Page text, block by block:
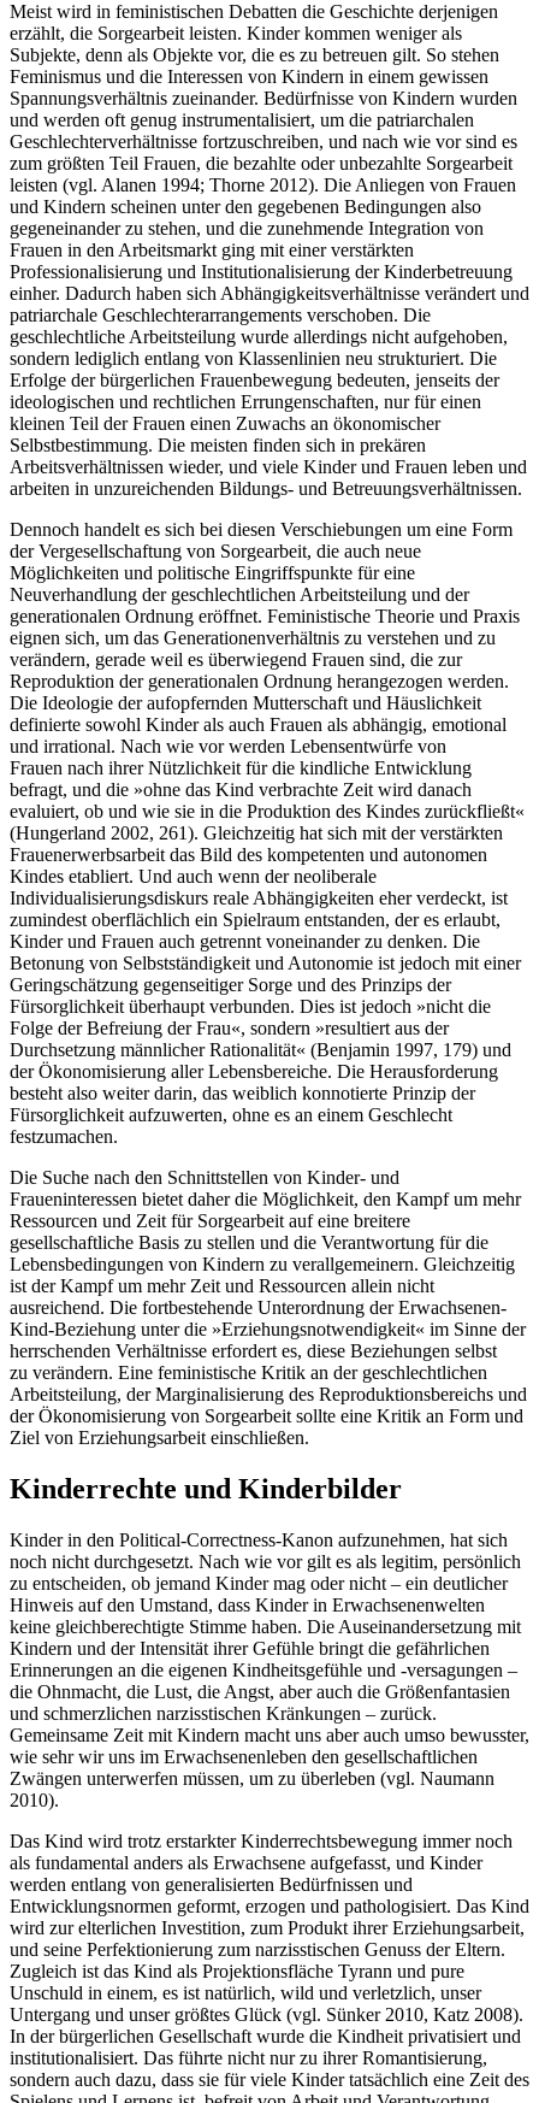
Meist wird in feministischen Debatten die Geschichte derjenigen
erzählt, die Sorgearbeit leisten. Kinder kommen weniger als
Subjekte, denn als Objekte vor, die es zu betreuen gilt. So stehen
Feminismus und die Interessen von Kindern in einem gewissen
Spannungsverhältnis zueinander. Bedürfnisse von Kindern wurden
und werden oft genug instrumentalisiert, um die patriarchalen
Geschlechterverhältnisse fortzuschreiben, und nach wie vor sind es
zum größten Teil Frauen, die bezahlte oder unbezahlte Sorgearbeit
leisten (vgl. Alanen 1994; Thorne 2012). Die Anliegen von Frauen
und Kindern scheinen unter den gegebenen Bedingungen also
gegeneinander zu stehen, und die zunehmende Integration von
Frauen in den Arbeitsmarkt ging mit einer verstärkten
Professionalisierung und Institutionalisierung der Kinderbetreuung
einher. Dadurch haben sich Abhängigkeitsverhältnisse verändert und
patriarchale Geschlechterarrangements verschoben. Die
geschlechtliche Arbeitsteilung wurde allerdings nicht aufgehoben,
sondern lediglich entlang von Klassenlinien neu strukturiert. Die
Erfolge der bürgerlichen Frauenbewegung bedeuten, jenseits der
ideologischen und rechtlichen Errungenschaften, nur für einen
kleinen Teil der Frauen einen Zuwachs an ökonomischer
Selbstbestimmung. Die meisten finden sich in prekären
Arbeitsverhältnissen wieder, und viele Kinder und Frauen leben und
arbeiten in unzureichenden Bildungs- und Betreuungsverhältnissen.
Dennoch handelt es sich bei diesen Verschiebungen um eine Form
der Vergesellschaftung von Sorgearbeit, die auch neue
Möglichkeiten und politische Eingriffspunkte für eine
Neuverhandlung der geschlechtlichen Arbeitsteilung und der
generationalen Ordnung eröffnet. Feministische Theorie und Praxis
eignen sich, um das Generationenverhältnis zu verstehen und zu
verändern, gerade weil es überwiegend Frauen sind, die zur
Reproduktion der generationalen Ordnung herangezogen werden.
Die Ideologie der aufopfernden Mutterschaft und Häuslichkeit
definierte sowohl Kinder als auch Frauen als abhängig, emotional
und irrational. Nach wie vor werden Lebensentwürfe von
Frauen nach ihrer Nützlichkeit für die kindliche Entwicklung
befragt, und die »ohne das Kind verbrachte Zeit wird danach
evaluiert, ob und wie sie in die Produktion des Kindes zurückfließt«
(Hungerland 2002, 261). Gleichzeitig hat sich mit der verstärkten
Frauenerwerbsarbeit das Bild des kompetenten und autonomen
Kindes etabliert. Und auch wenn der neoliberale
Individualisierungsdiskurs reale Abhängigkeiten eher verdeckt, ist
zumindest oberflächlich ein Spielraum entstanden, der es erlaubt,
Kinder und Frauen auch getrennt voneinander zu denken. Die
Betonung von Selbstständigkeit und Autonomie ist jedoch mit einer
Geringschätzung gegenseitiger Sorge und des Prinzips der
Fürsorglichkeit überhaupt verbunden. Dies ist jedoch »nicht die
Folge der Befreiung der Frau«, sondern »resultiert aus der
Durchsetzung männlicher Rationalität« (Benjamin 1997, 179) und
der Ökonomisierung aller Lebensbereiche. Die Herausforderung
besteht also weiter darin, das weiblich konnotierte Prinzip der
Fürsorglichkeit aufzuwerten, ohne es an einem Geschlecht
festzumachen.
Die Suche nach den Schnittstellen von Kinder- und
Fraueninteressen bietet daher die Möglichkeit, den Kampf um mehr
Ressourcen und Zeit für Sorgearbeit auf eine breitere
gesellschaftliche Basis zu stellen und die Verantwortung für die
Lebensbedingungen von Kindern zu verallgemeinern. Gleichzeitig
ist der Kampf um mehr Zeit und Ressourcen allein nicht
ausreichend. Die fortbestehende Unterordnung der Erwachsenen-
Kind-Beziehung unter die »Erziehungsnotwendigkeit« im Sinne der
herrschenden Verhältnisse erfordert es, diese Beziehungen selbst
zu verändern. Eine feministische Kritik an der geschlechtlichen
Arbeitsteilung, der Marginalisierung des Reproduktionsbereichs und
der Ökonomisierung von Sorgearbeit sollte eine Kritik an Form und
Ziel von Erziehungsarbeit einschließen.
Kinderrechte und Kinderbilder
Kinder in den Political-Correctness-Kanon aufzunehmen, hat sich
noch nicht durchgesetzt. Nach wie vor gilt es als legitim, persönlich
zu entscheiden, ob jemand Kinder mag oder nicht – ein deutlicher
Hinweis auf den Umstand, dass Kinder in Erwachsenenwelten
keine gleichberechtigte Stimme haben. Die Auseinandersetzung mit
Kindern und der Intensität ihrer Gefühle bringt die gefährlichen
Erinnerungen an die eigenen Kindheitsgefühle und -versagungen –
die Ohnmacht, die Lust, die Angst, aber auch die Größenfantasien
und schmerzlichen narzisstischen Kränkungen – zurück.
Gemeinsame Zeit mit Kindern macht uns aber auch umso bewusster,
wie sehr wir uns im Erwachsenenleben den gesellschaftlichen
Zwängen unterwerfen müssen, um zu überleben (vgl. Naumann
2010).
Das Kind wird trotz erstarkter Kinderrechtsbewegung immer noch
als fundamental anders als Erwachsene aufgefasst, und Kinder
werden entlang von generalisierten Bedürfnissen und
Entwicklungsnormen geformt, erzogen und pathologisiert. Das Kind
wird zur elterlichen Investition, zum Produkt ihrer Erziehungsarbeit,
und seine Perfektionierung zum narzisstischen Genuss der Eltern.
Zugleich ist das Kind als Projektionsfläche Tyrann und pure
Unschuld in einem, es ist natürlich, wild und verletzlich, unser
Untergang und unser größtes Glück (vgl. Sünker 2010, Katz 2008).
In der bürgerlichen Gesellschaft wurde die Kindheit privatisiert und
institutionalisiert. Das führte nicht nur zu ihrer Romantisierung,
sondern auch dazu, dass sie für viele Kinder tatsächlich eine Zeit des